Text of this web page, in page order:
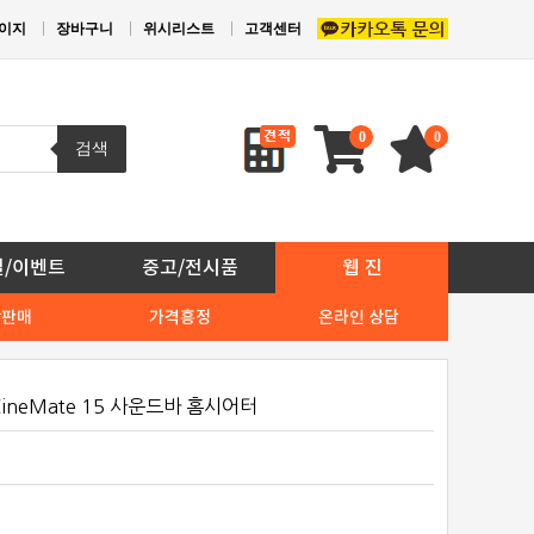
지 장바구니 위시리스트 고객센터
검색
0 0
/이벤트 중고/전시품 웹 진
매 가격흥정 온라인 상담
15 사운드바 홈시어터